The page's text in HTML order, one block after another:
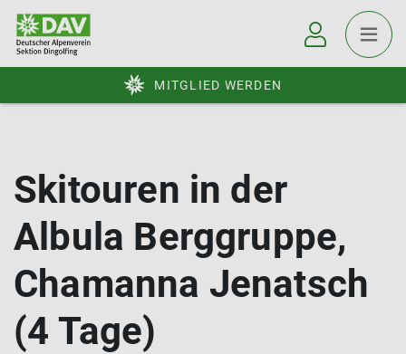
MITGLIED WERDEN
Skitouren in der
Albula Berggruppe,
Chamanna Jenatsch
(4 Tage)